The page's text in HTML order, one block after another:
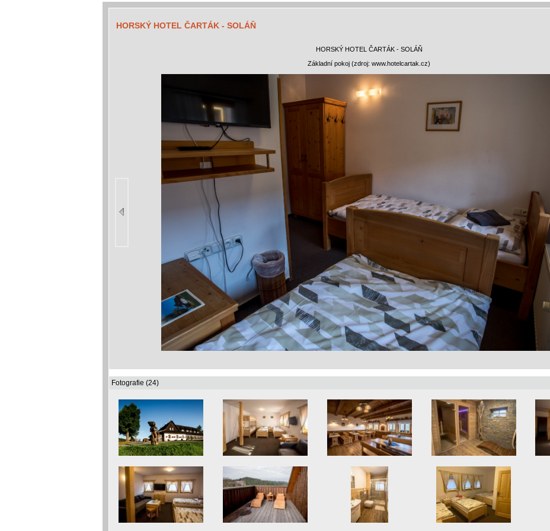
HORSKÝ HOTEL ČARTÁK - SOLÁŇ
HORSKÝ HOTEL ČARTÁK - SOLÁŇ
Základní pokoj (zdroj: www.hotelcartak.cz)
Fotografie (24)